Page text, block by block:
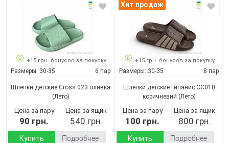
+15 грн. бонусов за покупку
Размеры: 30-35 6 пар
Шлепки детские Cross 023 оливка
(Лето)
Цена за пару
90 грн.
Цена за ящик
540 грн.
Купить Подробнее
Хит продаж
+15 грн. бонусов за покупку
Размеры: 30-35 8 пар
Шлепки детские Гипанис CC010
коричневий (Лето)
Цена за пару
100 грн.
Цена за ящик
800 грн.
Купить Подробнее